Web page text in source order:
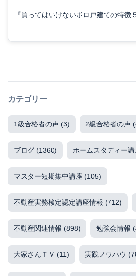
『買ってはいけないボロ戸建ての特徴
カテゴリー
1級合格者の声 (3) 2級合格者の声
ブログ (1360) ホームスタディー講
マスター短期集中講座 (105)
不動産実務検定認定講座情報 (712)
不動産関連情報 (898) 勉強会情報
大家さんＴＶ (11) 実践ノウハウ